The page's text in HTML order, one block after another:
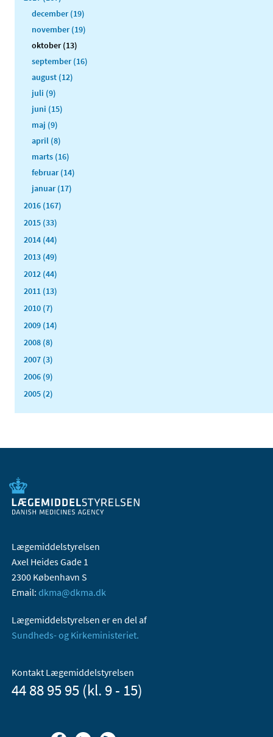
december (19)
november (19)
oktober (13)
september (16)
august (12)
juli (9)
juni (15)
maj (9)
april (8)
marts (16)
februar (14)
januar (17)
2016 (167)
2015 (33)
2014 (44)
2013 (49)
2012 (44)
2011 (13)
2010 (7)
2009 (14)
2008 (8)
2007 (3)
2006 (9)
2005 (2)
Lægemiddelstyrelsen
Axel Heides Gade 1
2300 København S
Email: dkma@dkma.dk
Lægemiddelstyrelsen er en del af
Sundheds- og Kirkeministeriet.
Kontakt Lægemiddelstyrelsen
44 88 95 95 (kl. 9 - 15)